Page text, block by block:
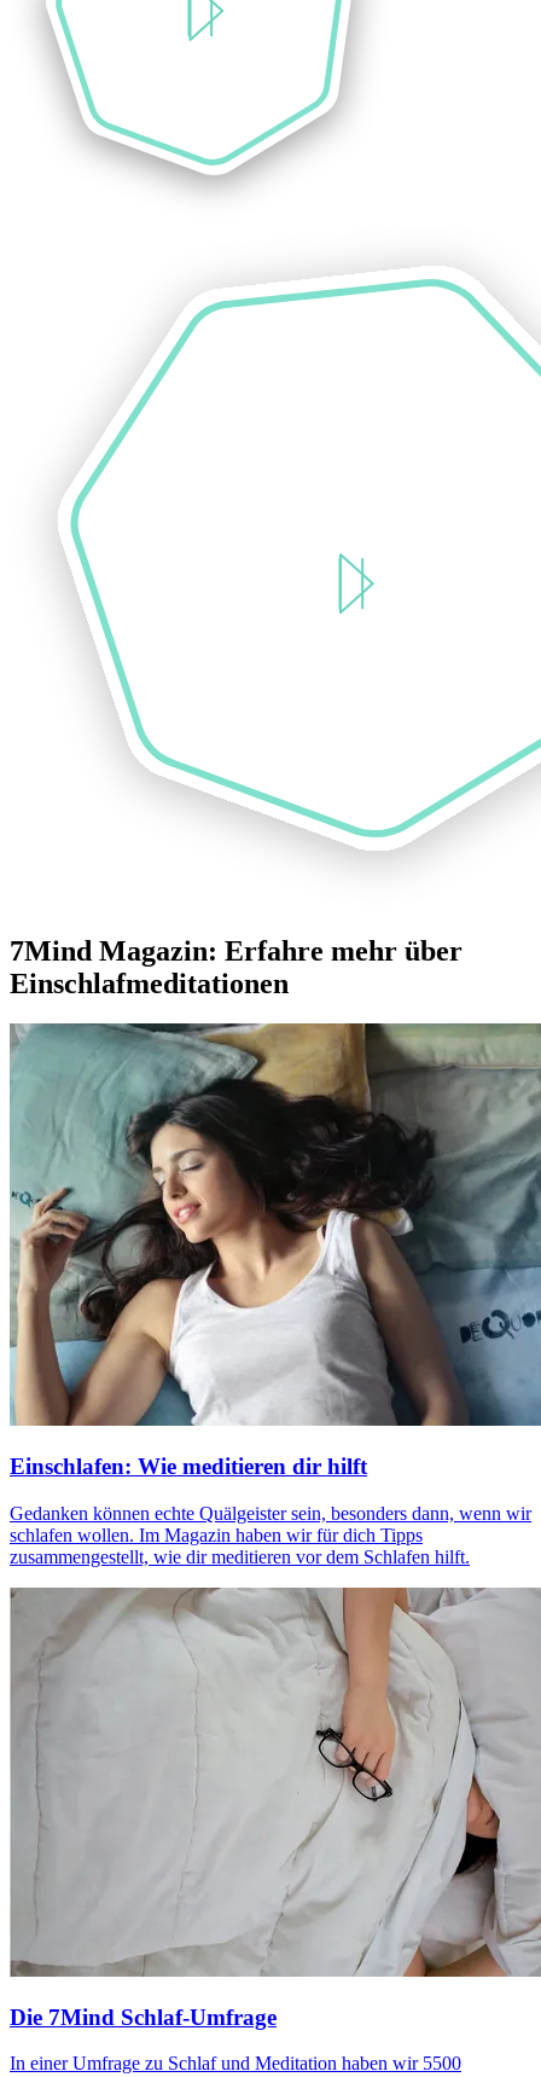
7Mind Magazin: Erfahre mehr über
Einschlafmeditationen
Einschlafen: Wie meditieren dir hilft
Gedan­ken können echte Quäl­geis­ter sein, beson­ders dann, wenn wir
schla­fen wollen. Im Magazin haben wir für dich Tipps
zusammengestellt, wie dir meditieren vor dem Schlafen hilft.
Die 7Mind Schlaf-Umfrage
In einer Umfrage zu Schlaf und Meditation haben wir 5500